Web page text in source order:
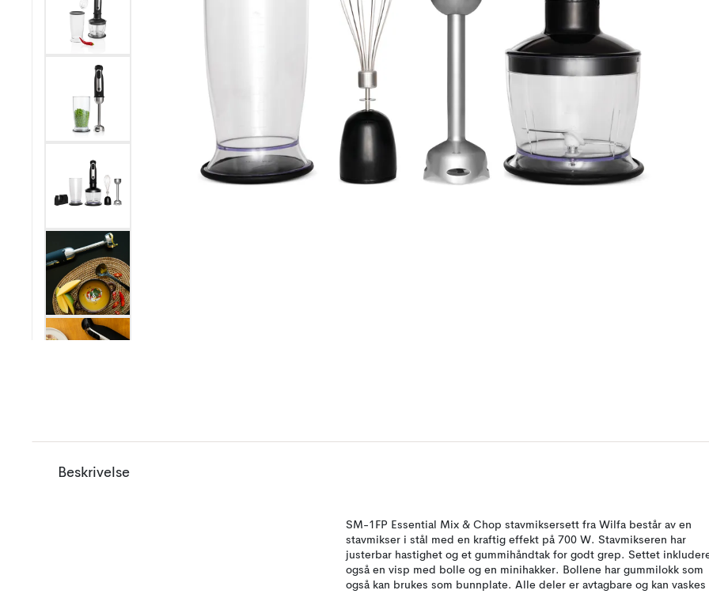
Beskrivelse
SM-1FP Essential Mix & Chop stavmiksersett fra Wilfa består av en
stavmikser i stål med en kraftig effekt på 700 W. Stavmikseren har
justerbar hastighet og et gummihåndtak for godt grep. Settet
også en visp med bolle og en minihakker. Bollene har gummilokk som
også kan brukes som bunnplate. Alle deler er avtagbare og kan vaskes